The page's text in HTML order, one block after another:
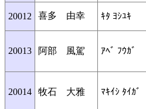
20012 喜多 由幸 ｷﾀ ﾖｼﾕｷ
20013 阿部 風駕 ｱﾍﾞ ﾌｳｶﾞ
20014 牧石 大雅 ﾏｷｲｼ ﾀｲｶﾞ